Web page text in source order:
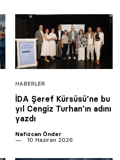
HABERLER
İDA Şeref Kürsüsü’ne bu
yıl Cengiz Turhan’ın adını
yazdı
Nafizcan Önder
10 Haziran 2026